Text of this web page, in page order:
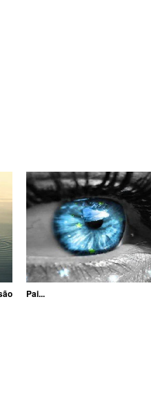
Pai...